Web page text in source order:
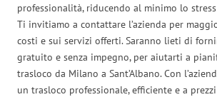
professionalità, riducendo al minimo lo
Ti invitiamo a contattare l’azienda per
costi e sui servizi offerti. Saranno lieti di
gratuito e senza impegno, per aiutarti a
trasloco da Milano a Sant’Albano. Con
un trasloco professionale, efficiente e a